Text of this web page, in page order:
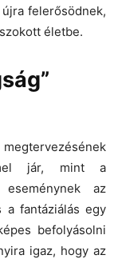
felerősödnek,
életbe.
jár, mint a
az
fantáziálás egy
befolyásolni
igaz, hogy az